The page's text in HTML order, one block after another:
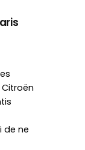
de ne